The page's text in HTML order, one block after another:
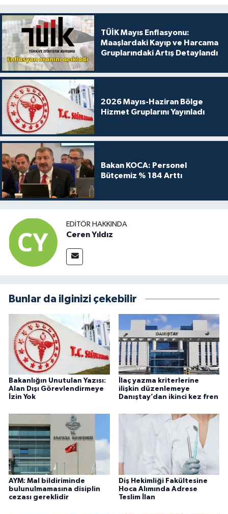
TÜİK Mayıs Enflasyonu:
Maaşlardaki Kayıp ve Harcama
Gruplarındaki Artış Detaylandı
2026 Mayıs-Haziran Bölge
Hizmet Gruplarını Yayınladı
Bakan KOCA: Personel
Bütçemiz % 184 Arttı
EDITÖR HAKKINDA
Ceren Yıldız
Bunlar da ilginizi çekebilir
Bakanlığın Unutulan Yazısı:
Alan Dışı Görevlendirmeye
İzin Yok
İlaç yazma kriterlerine
ilişkin düzenlemeye
Danıştay’dan ikinci kez fren
AYM: Mal bildiriminde
bulunulmamasına disiplin
cezası gereklidir
Diş Hekimliği Fakültesine
Hoca Alımında Adrese
Teslim İlan